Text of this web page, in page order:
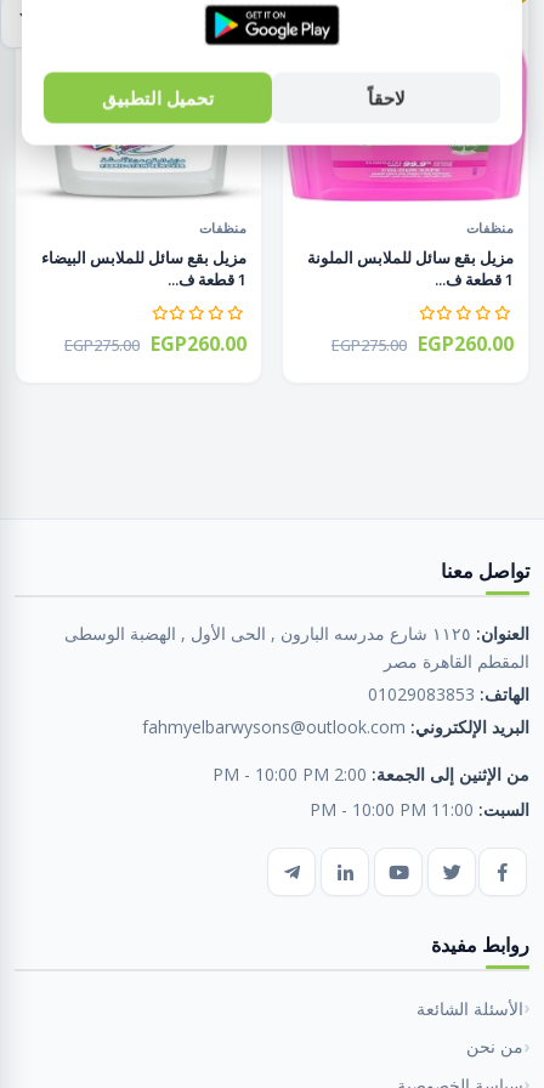
منظفات
مزيل بقع سائل للملابس الملونة
1 قطعة ف...
EGP275.00 EGP260.00
منظفات
مزيل بقع سائل للملابس البيضاء
1 قطعة ف...
EGP275.00 EGP260.00
تواصل معنا
العنوان:
١١٢٥ شارع مدرسه البارون , الحى الأول , الهضبة الوسطى
المقطم القاهرة مصر
الهاتف: 01029083853
البريد الإلكتروني: fahmyelbarwysons@outlook.com
من الإثنين إلى الجمعة: 2:00 PM - 10:00 PM
السبت: 11:00 PM - 10:00 PM
روابط مفيدة
الأسئلة الشائعة
من نحن
لاحقاً تحميل التطبيق